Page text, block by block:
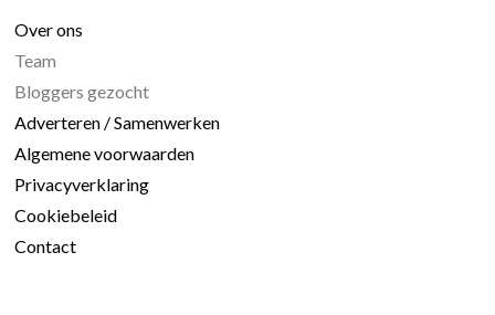
Over ons
Team
Bloggers gezocht
Adverteren / Samenwerken
Algemene voorwaarden
Privacyverklaring
Cookiebeleid
Contact